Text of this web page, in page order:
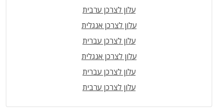
עלון לצרכן ערבית
עלון לצרכן אנגלית
עלון לצרכן עברית
עלון לצרכן אנגלית
עלון לצרכן עברית
עלון לצרכן ערבית